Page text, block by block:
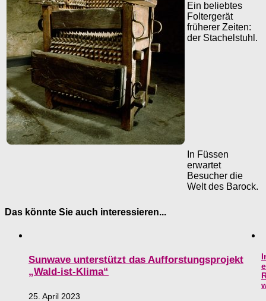
Ein beliebtes
Foltergerät
früherer Zeiten:
der Stachelstuhl.
In Füssen
erwartet
Besucher die
Welt des Barock.
Das könnte Sie auch interessieren...
Sunwave unterstützt das Aufforstungsprojekt
„Wald-ist-Klima“
25. April 2023